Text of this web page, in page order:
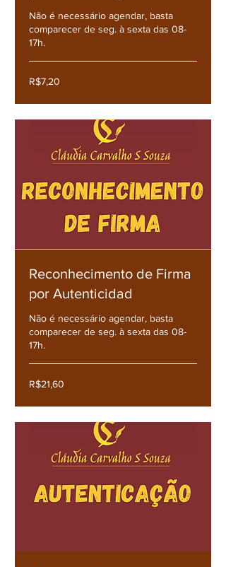
Não é necessário agendar, basta
comparecer de seg. à sexta das 08-
17h.
R$7,20
R$7,20
Reconhecimento de Firma
por Autenticidad
Não é necessário agendar, basta
comparecer de seg. à sexta das 08-
17h.
R$21,60
R$21,60